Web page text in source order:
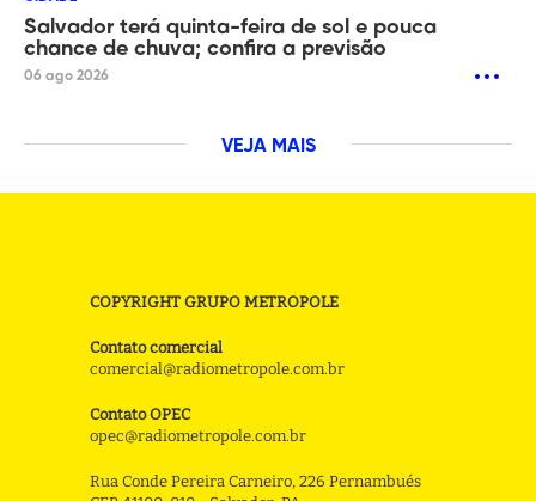
Salvador terá quinta-feira de sol e pouca
chance de chuva; confira a previsão
06 ago 2026
VEJA MAIS
COPYRIGHT GRUPO METROPOLE
Contato comercial
comercial@radiometropole.com.br
Contato OPEC
opec@radiometropole.com.br
Rua Conde Pereira Carneiro, 226 Pernambués